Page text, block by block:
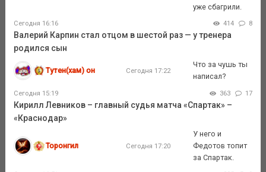
уже сбагрили.
Сегодня 16:16 414 8
Валерий Карпин стал отцом в шестой раз — у тренера
родился сын
Тутен(хам) он Сегодня 17:22
Что за чушь ты
написал?
Сегодня 15:19 363 17
Кирилл Левников – главный судья матча «Спартак» –
«Краснодар»
Торонгил Сегодня 17:20
У него и
Федотов топит
за Спартак.